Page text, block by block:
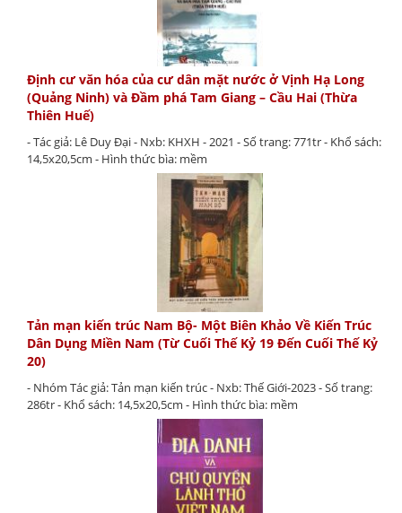
Định cư văn hóa của cư dân mặt nước ở Vịnh Hạ Long
(Quảng Ninh) và Đầm phá Tam Giang – Cầu Hai (Thừa
Thiên Huế)
- Tác giả: Lê Duy Đại - Nxb: KHXH - 2021 - Số trang: 771tr - Khổ sách:
14,5x20,5cm - Hình thức bìa: mềm
Tản mạn kiến trúc Nam Bộ- Một Biên Khảo Về Kiến Trúc
Dân Dụng Miền Nam (Từ Cuối Thế Kỷ 19 Đến Cuối Thế Kỷ
20)
- Nhóm Tác giả: Tản mạn kiến trúc - Nxb: Thế Giới-2023 - Số trang:
286tr - Khổ sách: 14,5x20,5cm - Hình thức bìa: mềm